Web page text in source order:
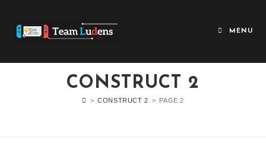
MENU
CONSTRUCT 2
> CONSTRUCT 2 > PAGE 2